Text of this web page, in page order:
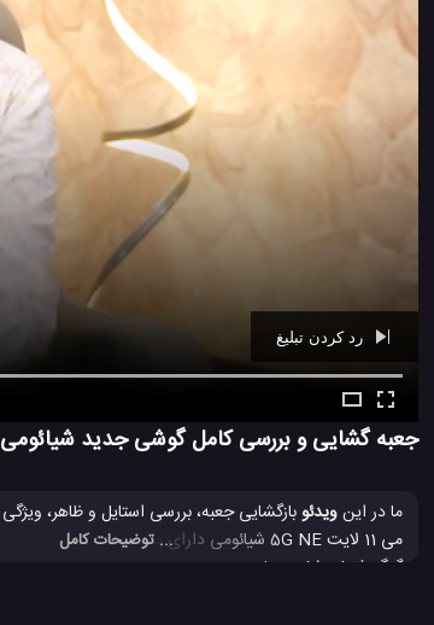
Ad - 00:40
جعبه گشایی و بررسی کامل گوشی جدید شیائومی 11 لایت NE 5G
ما در اینویدئو
... توضیحات کامل